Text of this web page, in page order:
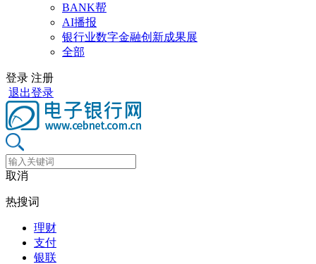
BANK帮
AI播报
银行业数字金融创新成果展
全部
登录 注册
退出登录
取消
热搜词
理财
支付
银联